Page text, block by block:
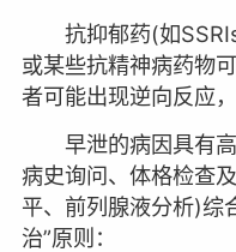
抗抑郁药(如
或某些抗精神病药物
者可能出现逆向反应
早泄的病因具有高
病史询问、体格检查
平、前列腺液分析)综
治”原则：